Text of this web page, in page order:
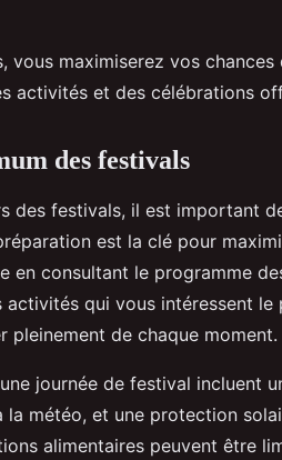
vous maximiserez vos chances
activités et des célébrations
des festivals
des festivals, il est important
est la clé pour
consultant le programme
qui vous intéressent le
de chaque moment.
journée de festival incluent
météo, et une protection
alimentaires peuvent être